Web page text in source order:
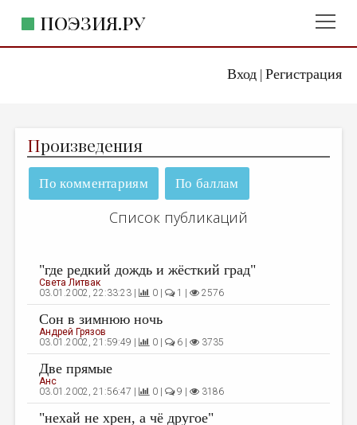
Вход| Регистрация
ПОЭЗИЯ.РУ
ЖАНРЫ
АВТОРЫ
НОВОСТИ
ПРАВИЛА САЙТА
ОТДЕЛЫ И РУБРИКИ
ИЗБРАННОЕ
ДАЙДЖЕСТ
ПРОИЗВЕДЕНИЯ
Произведения
По комментариям По баллам
Список публикаций
"где редкий дождь и жёсткий град"
Света Литвак
03.01.2002, 22:33:23 |
0 | 1 | 2576
Сон в зимнюю ночь
Андрей Грязов
03.01.2002, 21:59:49 |
0 | 6 | 3735
Две прямые
Анс
03.01.2002, 21:56:47 |
0 | 9 | 3186
"нехай не хрен, а чё другое"